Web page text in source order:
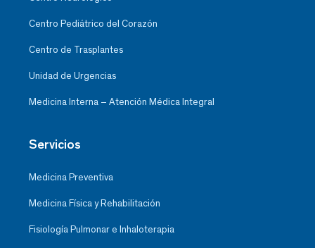
Centro Pediátrico del Corazón
Centro de Trasplantes
Unidad de Urgencias
Medicina Interna – Atención Médica Integral
Servicios
Medicina Preventiva
Medicina Física y Rehabilitación
Fisiología Pulmonar e Inhaloterapia